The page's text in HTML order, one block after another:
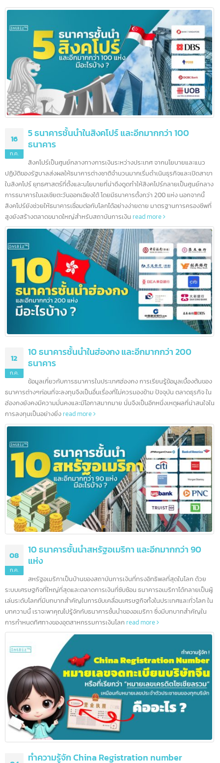
บทความล่าสุด
16
ก.ค.
5 ธนาคารชั้นนำในสิงคโปร์ และอีกมากกว่า 100
ธนาคาร
สิงคโปร์เป็นศูนย์กลางทางการเงินระหว่างประเทศ จากนโยบายและแนว
ปฏิบัติของรัฐบาลส่งผลให้ธนาคารต่างชาติจำนวนมากเริ่มดำเนินธุรกิจและเปิดสา
ในสิงคโปร์ ยุทธศาสตร์ที่ตั้งและนโยบายที่น่าดึงดูดทำให้สิงคโปร์กลายเป็นศูนย์กล
การธนาคารในเอเชียตะวันออกเฉียงใต้ โดยมีธนาคารตั้งกว่า 200 แห่ง นอกจากนี้
สิงคโปร์ยังช่วยให้ธนาคารเชื่อมต่อกับโลกได้อย่างง่ายดาย มาตรฐานการครองชี
สูงยังสร้างตลาดขนาดใหญ่สำหรับสถาบันการเงิน read more
12
10 ธนาคารชั้นนำในฮ่องกง และอีกมากกว่า 200
ธนาคาร
ข้อมูลเกี่ยวกับการธนาคารในประเทศฮ่องกง การเรียนรู้ข้อมูลเบื้องต้นข
ธนาคารต่างๆก่อนที่จะลงทุนจึงเป็นอื่นเรื่องที่ไม่ควรมองข้าม ปัจจุบัน ตลาดธุรกิจ
ฮ่องกงยังคงมีความมั่นคงและมีโอกาสมากมาย นั่นจึงเป็นอีกหนึ่งเหตุผลที่น่าสนใ
การลงทุนเป็นอย่างยิ่งread more
08
10 ธนาคารชั้นนำสหรัฐอเมริกา และอีกมากกว่า 90
แห่ง
สหรัฐอเมริกาเป็นบ้านของสถาบันการเงินที่ทรงอิทธิพลที่สุดในโลก ด้วย
ระบบเศรษฐกิจที่ใหญ่ที่สุดและตลาดการเงินที่ซับซ้อน ธนาคารอเมริกาได้กลายเป็
เล่นระดับโลกที่มีบทบาทสำคัญในการขับเคลื่อนเศรษฐกิจทั้งในประเทศและทั่วโลก
บทความนี้ เราจะพาคุณไปรู้จักกับธนาคารชั้นนำของอเมริกา ซึ่งมีบทบาทสำคัญใน
การกำหนดทิศทางของอุตสาหกรรมการเงินโลกread more